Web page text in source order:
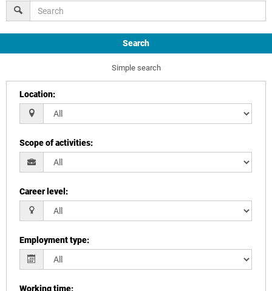
Search
Simple search
Location:
Scope of activities:
Career level:
Employment type:
Working time: